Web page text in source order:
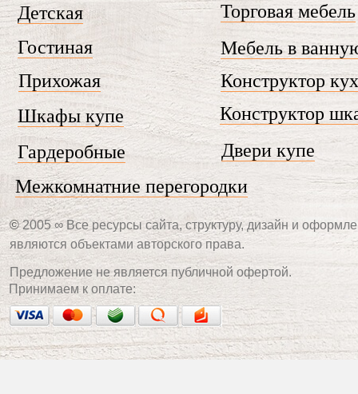
Гардеробные
Прихожая
Предложение не является публичной офертой.
Торговая мебель
Детская
Шкафы купе Конструктор
Конструктор
Принимаем к оплате:
Межкомнатние перегородки
©2005 ∞ Все ресурсы сайта, структуру, дизайн и
являются объектами авторского права.
Двери купе
Гостиная Мебель в